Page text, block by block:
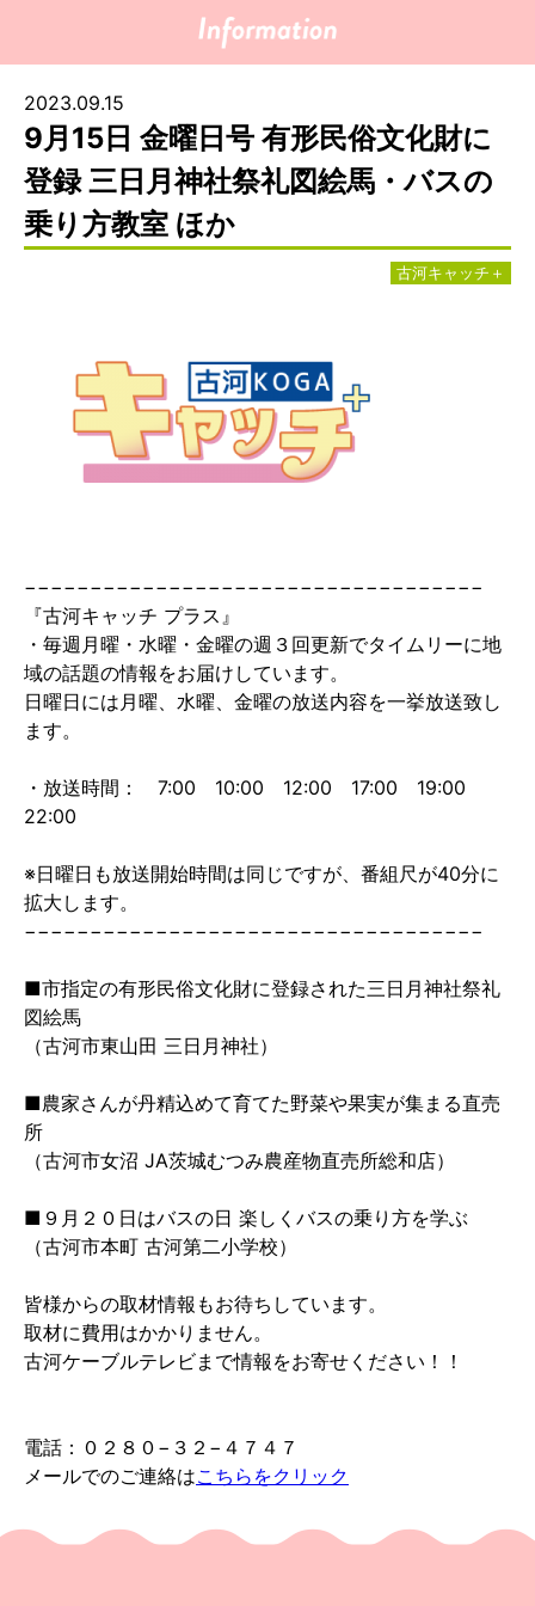
2023.09.15
9月15日 金曜日号 有形民俗文化財に
登録 三日月神社祭礼図絵馬・バスの
乗り方教室 ほか
古河キャッチ＋
−−−−−−−−−−−−−−−−−−−−−−−−−−−−−−−−−−−
『古河キャッチ プラス』
・毎週月曜・水曜・金曜の週３回更新でタイムリーに地
域の話題の情報をお届けしています。
日曜日には月曜、水曜、金曜の放送内容を一挙放送致し
ます。
・放送時間： 7:00 10:00 12:00 17:00 19:00
22:00
※日曜日も放送開始時間は同じですが、番組尺が40分に
拡大します。
−−−−−−−−−−−−−−−−−−−−−−−−−−−−−−−−−−−
■市指定の有形民俗文化財に登録された三日月神社祭礼
図絵馬
（古河市東山田 三日月神社）
■農家さんが丹精込めて育てた野菜や果実が集まる直売
所
（古河市女沼 JA茨城むつみ農産物直売所総和店）
■９月２０日はバスの日 楽しくバスの乗り方を学ぶ
（古河市本町 古河第二小学校）
皆様からの取材情報もお待ちしています。
取材に費用はかかりません。
古河ケーブルテレビまで情報をお寄せください！！
電話：０２８０−３２−４７４７
メールでのご連絡はこちらをクリック